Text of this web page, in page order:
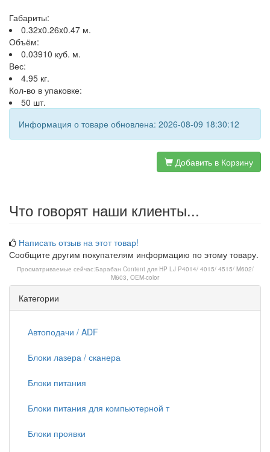
Габариты:
0.32x0.26x0.47 м.
Объём:
0.03910 куб. м.
Вес:
4.95 кг.
Кол-во в упаковке:
50 шт.
Информация о товаре обновлена: 2026-08-09 18:30:12
Добавить в Корзину
Что говорят наши клиенты...
Написать отзыв на этот товар!
Сообщите другим покупателям информацию по этому товару.
Просматриваемые сейчас:Барабан Content для HP LJ P4014/ 4015/ 4515/ M602/
M603, OEM-color
Категории
Автоподачи / ADF
Блоки лазера / сканера
Блоки питания
Блоки питания для компьютерной т
Блоки проявки